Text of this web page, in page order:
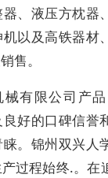
、液压方枕器
以及高铁器材
售。
有限公司产
好的口碑信誉
。锦州双兴人
过程始终.。在